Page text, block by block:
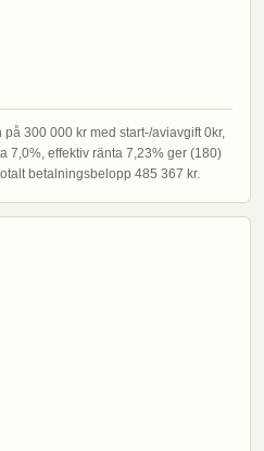
300 000 kr med start-/aviavgift 0kr,
7,0%, effektiv ränta 7,23% ger (180)
betalningsbelopp 485 367 kr.